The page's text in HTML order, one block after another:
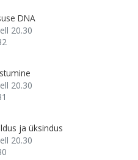
DNA
20.30
20.30
ja üksindus
20.30